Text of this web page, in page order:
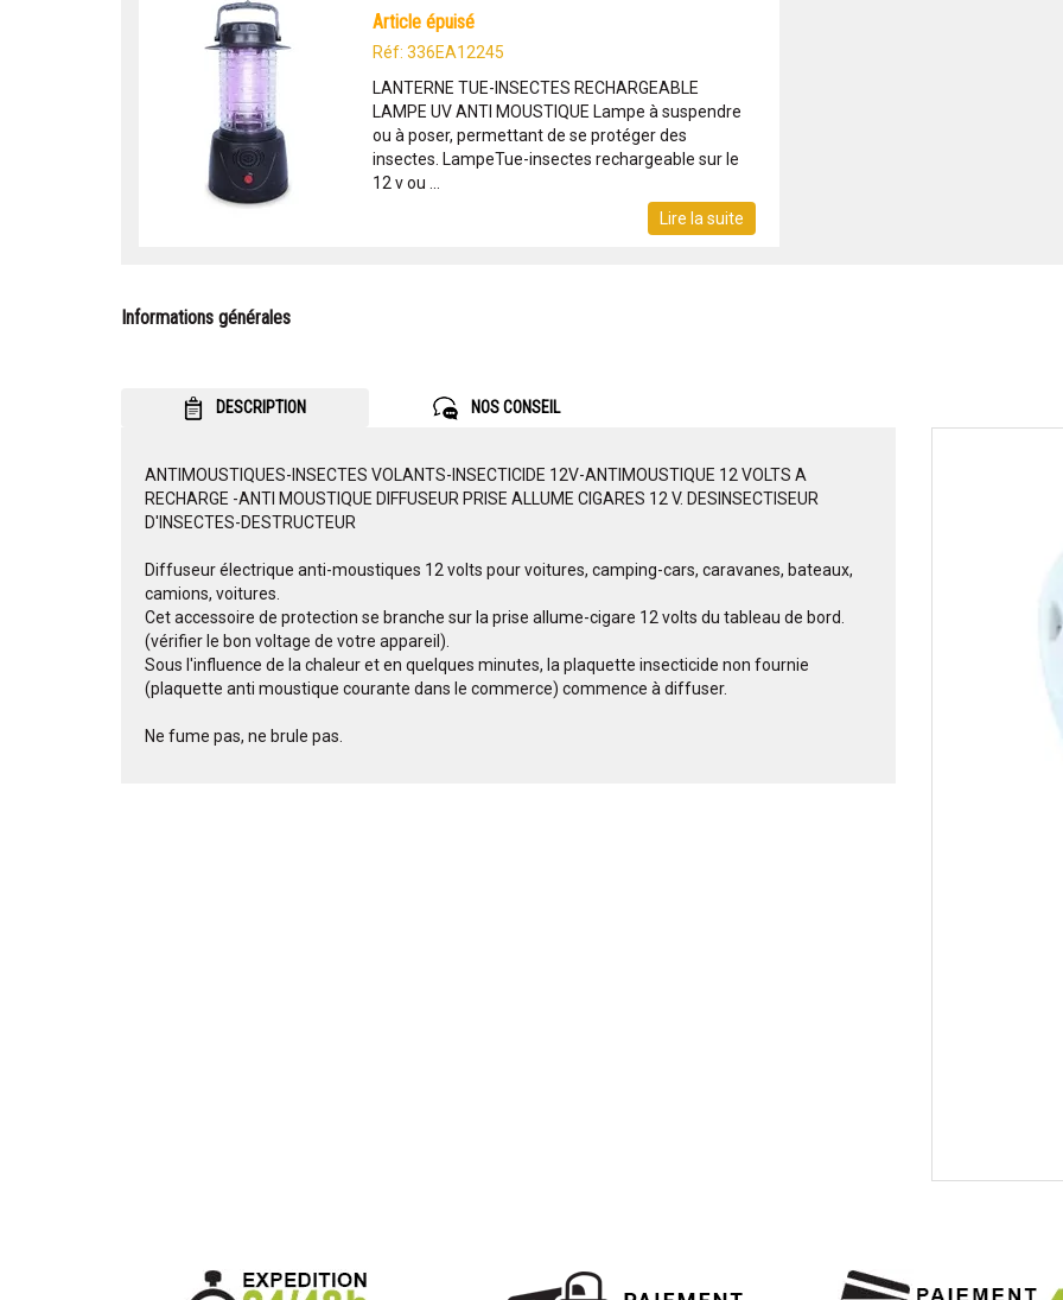
article épuisé
Réf: 336EA12245
LANTERNE TUE-INSECTES RECHARGEABLE
LAMPE UV ANTI MOUSTIQUE Lampe à suspendre
ou à poser, permettant de se protéger des
insectes. LampeTue-insectes rechargeable sur le
12 v ou ...
Lire la suite
Informations générales
DESCRIPTION NOS CONSEIL
ANTIMOUSTIQUES-INSECTES VOLANTS-INSECTICIDE 12V-ANTIMOUSTIQUE 12 VOLTS A
RECHARGE -ANTI MOUSTIQUE DIFFUSEUR PRISE ALLUME CIGARES 12 V. DESINSECTISEUR
D'INSECTES-DESTRUCTEUR
Diffuseur électrique anti-moustiques 12 volts pour voitures, camping-cars, caravanes, bateaux,
camions, voitures.
Cet accessoire de protection se branche sur la prise allume-cigare 12 volts du tableau de bord.
(vérifier le bon voltage de votre appareil).
Sous l'influence de la chaleur et en quelques minutes, la plaquette insecticide non fournie
(plaquette anti moustique courante dans le commerce) commence à diffuser.
Ne fume pas, ne brule pas.